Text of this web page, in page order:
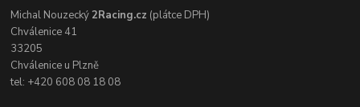
Michal Nouzecký2Racing.cz (plátce DPH)
Chválenice 41
33205
Chválenice u Plzně
tel: +420 608 08 18 08